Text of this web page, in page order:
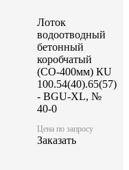
Лоток
водоотводный
бетонный
коробчатый
(СО-400мм) КU
100.54(40).65(57)
- BGU-XL, №
40-0
Цена по запросу
Заказать